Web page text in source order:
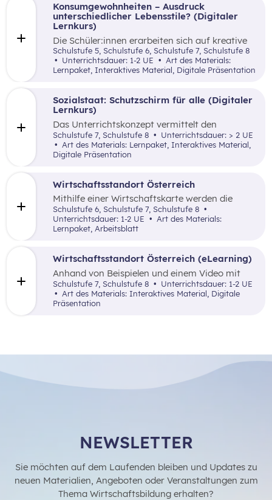
Konsumgewohnheiten – Ausdruck
unterschiedlicher Lebensstile? (Digitaler
Lernkurs)
Die Schüler:innen erarbeiten sich auf kreative
Art mittels Bildanalyse den Zusammenhang
zwischen Konsumgewohnheiten, Lebensstile
und Umweltverträglichkeit.
Schulstufe 5, Schulstufe 6, Schulstufe 7, Schulstufe 8
Unterrichtsdauer: 1-2 UE
Art des Materials:
Lernpaket, Interaktives Material, Digitale Präsentation
Sozialstaat: Schutzschirm für alle (Digitaler
Lernkurs)
Das Unterrichtskonzept vermittelt den
Schüler:innen auf angewandte sowie
lebensnahe Art und Weise das Konzept von
institutionalisierter Solidarität in Form des
Sozialstaates – dabei werden auch die
österreichischen Sozialstaates (Finanzierung
der Pensionen) thematisiert.
Schulstufe 7, Schulstufe 8
Unterrichtsdauer: > 2 UE
Digitale Präsentation
Wirtschaftsstandort Österreich
Mithilfe einer Wirtschaftskarte werden die
wirtschaftlichen Schwerpunkte der
österreichischen Bundesländer analysiert.
Anschließend wählen sie einen
geeigneten Unternehmensstandort in
Schulstufe 6, Schulstufe 7, Schulstufe 8
Unterrichtsdauer: 1-2 UE
Art des Materials:
Lernpaket, Arbeitsblatt
Wirtschaftsstandort Österreich (eLearning)
Anhand von Beispielen und einem Video mit
anschließenden Multiple Choice Fragen werden
Standortfaktoren allgemein und speziell für
Österreichs erarbeitet.
Schulstufe 7, Schulstufe 8
Unterrichtsdauer: 1-2 UE
Präsentation
NEWSLETTER
Sie möchten auf dem Laufenden bleiben und Updates zu
neuen Materialien, Angeboten oder Veranstaltungen zum
Thema Wirtschaftsbildung erhalten?